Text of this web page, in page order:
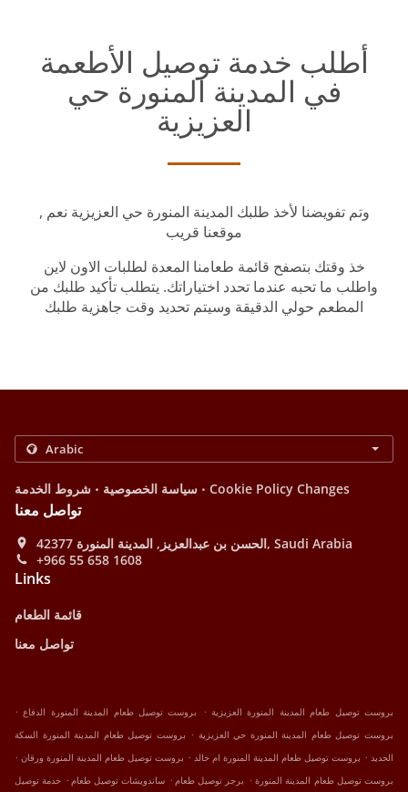
أطلب خدمة توصيل الأطعمة
في المدينة المنورة حي
العزيزية
وتم تفويضنا لأخذ طلبك المدينة المنورة حي العزيزية نعم ,
موقعنا قريب
خذ وقتك بتصفح قائمة طعامنا المعدة لطلبات الاون لاين
واطلب ما تحبه عندما تحدد اختياراتك. يتطلب تأكيد طلبك من
المطعم حولي الدقيقة وسيتم تحديد وقت جاهزية طلبك
سياسة الخصوصية . شروط الخدمة . Cookie Policy Changes
تواصل معنا
الحسن بن عبدالعزيز, المدينة المنورة 42377, Saudi Arabia
+966 55 658 1608
Links
قائمة الطعام
تواصل معنا
بروست توصيل طعام المدينة المنورة العزيزية . بروست توصيل طعام المدينة المنورة الدفاع .
بروست توصيل طعام المدينة المنورة حي العزيزية . بروست توصيل طعام المدينة المنورة السكة
الحديد . بروست توصيل طعام المدينة المنورة ام خالد . بروست توصيل طعام المدينة المنورة ورقان .
بروست توصيل طعام المدينة المنورة . برجر توصيل طعام. ساندويشات توصيل طعام. خدمة توصيل